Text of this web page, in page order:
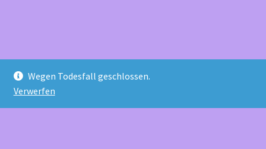
Wegen Todesfall geschlossen.
Verwerfen